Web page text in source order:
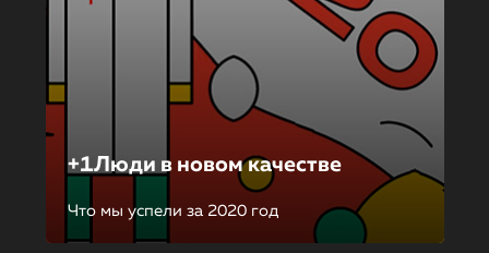
+1Люди в новом качестве
Что мы успели за 2020 год